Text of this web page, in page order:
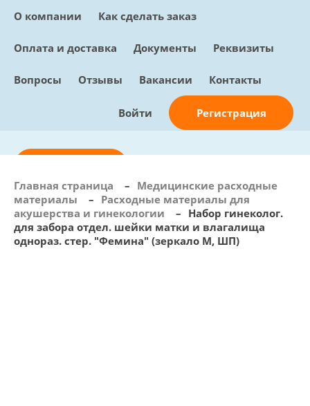
О компании Как сделать заказ
Оплата и доставка Документы Реквизиты
Вопросы Отзывы Вакансии Контакты
Войти Регистрация
info@sunmed.ru
Пн – Пт: с 10:00 - 18:00
+7 (495) 730-90-25
Главная страница – Медицинские расходные
материалы
– Расходные материалы для
акушерства и гинекологии
– Набор гинеколог.
для забора отдел. шейки матки и влагалища
однораз. стер. "Фемина" (зеркало М, ШП)